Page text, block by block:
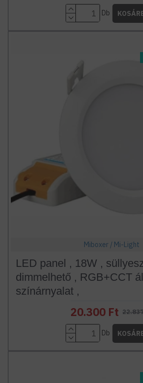
Db
Miboxer / Mi-Light
LED panel , 18W ,
dimmelhető , RGB+CCT
színárnyalat ,
20.300 Ft
Db